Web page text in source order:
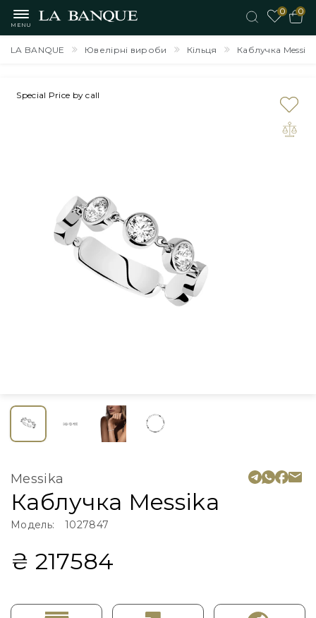
MENU
0
0
LA BANQUE Ювелірні вироби Кільця Каблучка
Special Price by call
Messika
Каблучка Messika
Модель: 1027847
₴ 217584